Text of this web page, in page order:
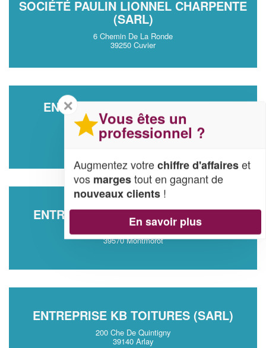
SOCIÉTÉ PAULIN LIONNEL CHARPENTE
(SARL)
6 Chemin De La Ronde
39250 Cuvier
ENTREPRISE BK COUVERTURE
ZINGUERIE (SAS)
50 Rue De La Croix De La Teppe
ENTREPRISE BOUCKAERT BENOIT
5 Rue Leon Et Cecile Mathy
39570 Montmorot
ENTREPRISE KB TOITURES (SARL)
200 Che De Quintigny
39140 Arlay
✕
Vous êtes un
professionnel ?
Augmentez votrechiffre d'affaireset
vos margestout en gagnant de
nouveaux clients !
En savoir plus